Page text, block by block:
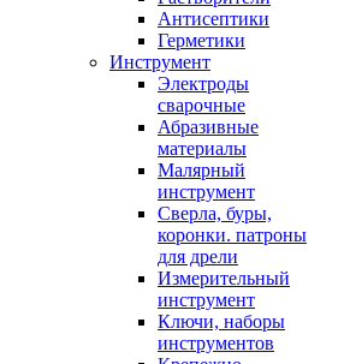
Антисептики
Герметики
Инструмент
Электроды
сварочные
Абразивные
материалы
Малярный
инструмент
Сверла, буры,
коронки. патроны
для дрели
Измерительный
инструмент
Ключи, наборы
инструментов